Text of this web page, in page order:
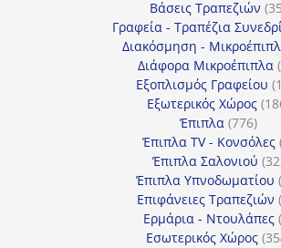
Βάσεις Τραπεζιών 35
Γραφεία - Τραπέζια
Διακόσμηση -
Διάφορα Μικροέπιπλα
Εξοπλισμός Γραφείου
Εξωτερικός Χώρος
Έπιπλα 776776
Έπιπλα TV - Κονσόλες
Έπιπλα Σαλονιού 32
Έπιπλα Υπνοδωματίου
Επιφάνειες Τραπεζιών
Ερμάρια - Ντουλάπες
Εσωτερικός Χώρος